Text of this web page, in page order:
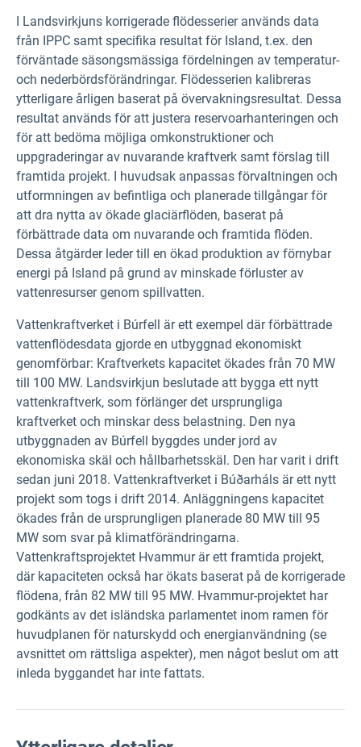
I Landsvirkjuns korrigerade flödesserier används data
från IPPC samt specifika resultat för Island, t.ex. den
förväntade säsongsmässiga fördelningen av temperatur-
och nederbördsförändringar. Flödesserien kalibreras
ytterligare årligen baserat på övervakningsresultat. Dessa
resultat används för att justera reservoarhanteringen och
för att bedöma möjliga omkonstruktioner och
uppgraderingar av nuvarande kraftverk samt förslag till
framtida projekt. I huvudsak anpassas förvaltningen och
utformningen av befintliga och planerade tillgångar för
att dra nytta av ökade glaciärflöden, baserat på
förbättrade data om nuvarande och framtida flöden.
Dessa åtgärder leder till en ökad produktion av förnybar
energi på Island på grund av minskade förluster av
vattenresurser genom spillvatten.
Vattenkraftverket i Búrfell är ett exempel där förbättrade
vattenflödesdata gjorde en utbyggnad ekonomiskt
genomförbar: Kraftverkets kapacitet ökades från 70 MW
till 100 MW. Landsvirkjun beslutade att bygga ett nytt
vattenkraftverk, som förlänger det ursprungliga
kraftverket och minskar dess belastning. Den nya
utbyggnaden av Búrfell byggdes under jord av
ekonomiska skäl och hållbarhetsskäl. Den har varit i drift
sedan juni 2018. Vattenkraftverket i Búðarháls är ett nytt
projekt som togs i drift 2014. Anläggningens kapacitet
ökades från de ursprungligen planerade 80 MW till 95
MW som svar på klimatförändringarna.
Vattenkraftsprojektet Hvammur är ett framtida projekt,
där kapaciteten också har ökats baserat på de korrigerade
flödena, från 82 MW till 95 MW. Hvammur-projektet har
godkänts av det isländska parlamentet inom ramen för
huvudplanen för naturskydd och energianvändning (se
avsnittet om rättsliga aspekter), men något beslut om att
inleda byggandet har inte fattats.